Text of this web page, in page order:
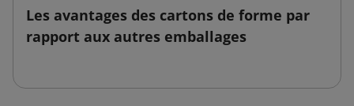
Les avantages des cartons de forme par
rapport aux autres emballages